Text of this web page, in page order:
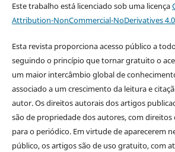
Este trabalho está licenciado sob uma licença
Attribution-NonCommercial-NoDerivatives
Esta revista proporciona acesso público a
seguindo o princípio que tornar gratuito o
um maior intercâmbio global de
associado a um crescimento da leitura e
autor. Os direitos autorais dos artigos
são de propriedade dos autores, com
para o periódico. Em virtude de aparecerem
público, os artigos são de uso gratuito, com